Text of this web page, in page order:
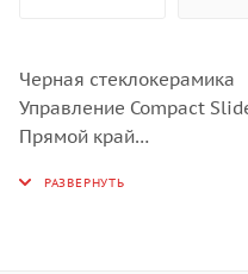
Черная стеклокерамика
Управление Compact
Прямой край
классическая